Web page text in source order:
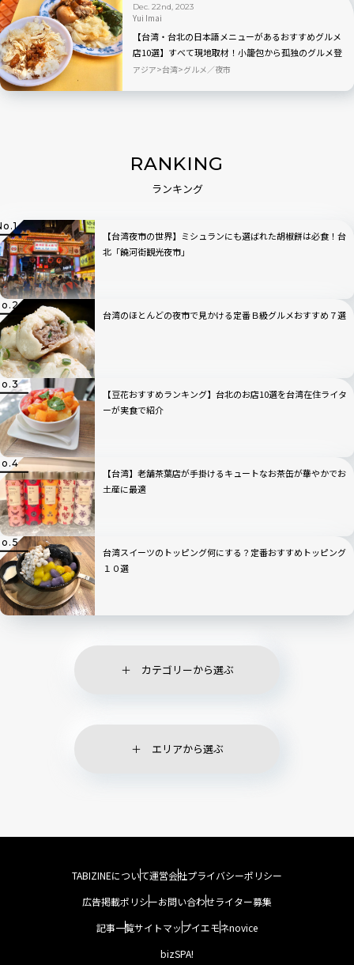
Dec. 22nd, 2023
Yui Imai
【台湾・台北の日本語メニューがあるおすすめグルメ
店10選】すべて現地取材！小籠包から孤独のグルメ登
場店まで
アジア 台湾 グルメ／夜市
RANKING
ランキング
【台湾夜市の世界】ミシュランにも選ばれた胡椒餅は必食！台
北「饒河街観光夜市」
台湾のほとんどの夜市で見かける定番Ｂ級グルメおすすめ７選
【豆花おすすめランキング】台北のお店10選を台湾在住ライタ
ーが実食で紹介
【台湾】老舗茶葉店が手掛けるキュートなお茶缶が華やかでお
土産に最適
台湾スイーツのトッピング何にする？定番おすすめトッピング
１０選
カテゴリーから選ぶ
エリアから選ぶ
TABIZINEについて運営会社プライバシーポリシー
広告掲載ポリシーお問い合わせライター募集
記事一覧サイトマップイエモネnovice
bizSPA!